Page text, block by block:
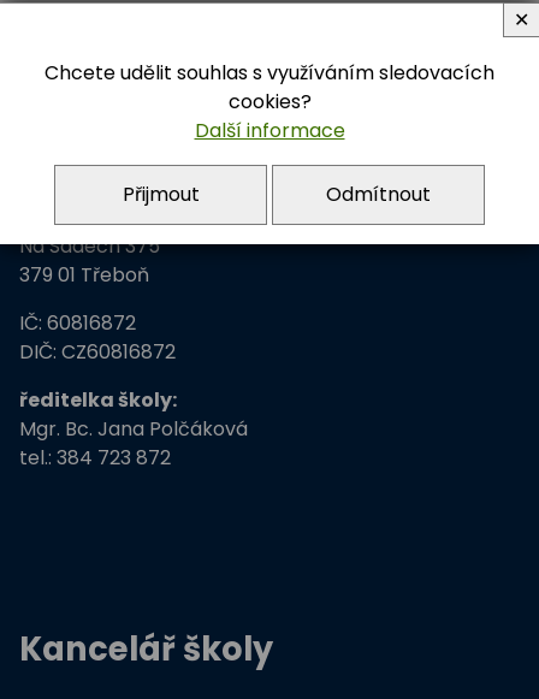
Adresa školy
Základní škola Třeboň
Na Sadech 375
379 01 Třeboň
IČ: 60816872
DIČ: CZ60816872
ředitelka školy:
Mgr. Bc. Jana Polčáková
tel.: 384 723 872
Kancelář školy
Chcete udělit souhlas s využíváním sledovacích
cookies?
Další informace
Přijmout Odmítnout
✕